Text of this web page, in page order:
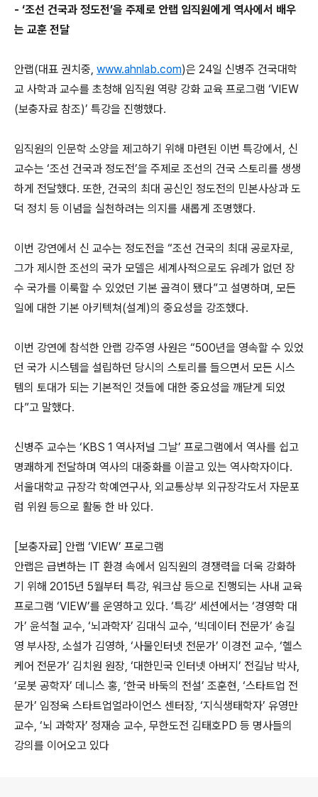
- ‘조선 건국과 정도전’을 주제로 안랩 임직원에게 역사에서 배우
는 교훈 전달
안랩(대표 권치중, www.ahnlab.com)은 24일 신병주 건국대학
교 사학과 교수를 초청해 임직원 역량 강화 교육 프로그램 ‘VIEW
(보충자료 참조)’ 특강을 진행했다.
임직원의 인문학 소양을 제고하기 위해 마련된 이번 특강에서, 신
교수는 ‘조선 건국과 정도전’을 주제로 조선의 건국 스토리를 생생
하게 전달했다. 또한, 건국의 최대 공신인 정도전의 민본사상과 도
덕 정치 등 이념을 실천하려는 의지를 새롭게 조명했다.
이번 강연에서 신 교수는 정도전을 “조선 건국의 최대 공로자로,
그가 제시한 조선의 국가 모델은 세계사적으로도 유례가 없던 장
수 국가를 이룩할 수 있었던 기본 골격이 됐다”고 설명하며, 모든
일에 대한 기본 아키텍쳐(설계)의 중요성을 강조했다.
이번 강연에 참석한 안랩 강주영 사원은 “500년을 영속할 수 있었
던 국가 시스템을 설립하던 당시의 스토리를 들으면서 모든 시스
템의 토대가 되는 기본적인 것들에 대한 중요성을 깨닫게 되었
다”고 말했다.
신병주 교수는 ‘KBS 1 역사저널 그날’ 프로그램에서 역사를 쉽고
명쾌하게 전달하며 역사의 대중화를 이끌고 있는 역사학자이다.
서울대학교 규장각 학예연구사, 외교통상부 외규장각도서 자문포
럼 위원 등으로 활동 한 바 있다.
[보충자료] 안랩 ‘VIEW’ 프로그램
안랩은 급변하는 IT 환경 속에서 임직원의 경쟁력을 더욱 강화하
기 위해 2015년 5월부터 특강, 워크샵 등으로 진행되는 사내 교육
프로그램 ‘VIEW’를 운영하고 있다. ‘특강’ 세션에서는 ‘경영학 대
가’ 윤석철 교수, ‘뇌과학자’ 김대식 교수, ‘빅데이터 전문가’ 송길
영 부사장, 소설가 김영하, ‘사물인터넷 전문가’ 이경전 교수, ‘헬스
케어 전문가’ 김치원 원장, ‘대한민국 인터넷 아버지’ 전길남 박사,
‘로봇 공학자’ 데니스 홍, ‘한국 바둑의 전설’ 조훈현, ‘스타트업 전
문가’ 임정욱 스타트업얼라이언스 센터장, ‘지식생태학자’ 유영만
교수, ‘뇌 과학자’ 정재승 교수, 무한도전 김태호PD 등 명사들의
강의를 이어오고 있다